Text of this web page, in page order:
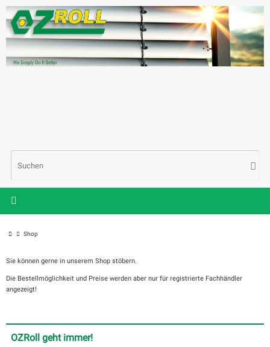
Zum
Inhalt
springen
StartShop
Sie können gerne in unserem Shop stöbern.
Die Bestellmöglichkeit und Preise werden aber nur für registrierte Fachhändler
angezeigt!
OZRoll geht immer!